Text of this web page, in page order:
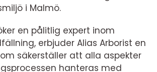
i Malmö.
en pålitlig expert inom
erbjuder Alias Arborist en
säkerställer att alla aspekter
hanteras med